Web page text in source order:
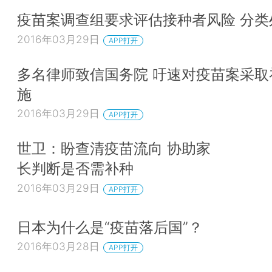
疫苗案调查组要求评估接种者风险 分类
2016年03月29日 APP打开
多名律师致信国务院 吁速对疫苗案采
施
2016年03月29日 APP打开
世卫：盼查清疫苗流向 协助家
长判断是否需补种
2016年03月29日 APP打开
日本为什么是“疫苗落后国”？
2016年03月28日 APP打开